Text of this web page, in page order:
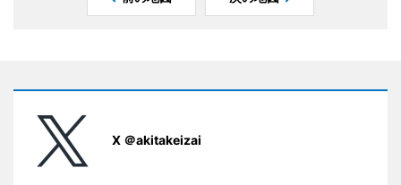
X ＠akitakeizai